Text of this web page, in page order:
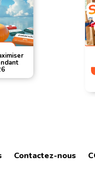
Contactez-nous